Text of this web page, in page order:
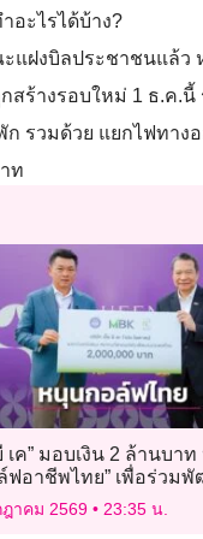
อะไรได้บ้าง?
ฝงบิลประชาชนแล้ว
สร้างรอบใหม่ 1 ธ.ค.
ก รวมด้วย แยกไฟทา
ท
เค” มอบเงิน 2 ล้านบา
ฟอาชีพไทย” เพื่อร่วม
กอล์ฟไทย
ฎาคม 2569 23:35 น.